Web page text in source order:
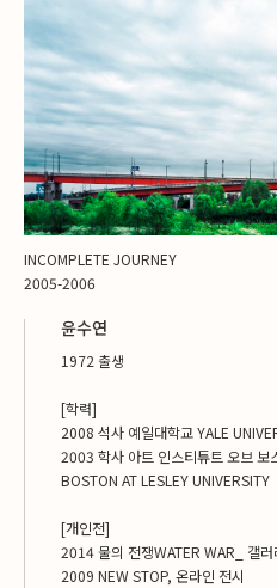
INCOMPLETE JOURNEY
2005-2006
윤수연
1972 출생
[학력]
2008 석사 예일대학교 YALE
2003 학사 아트 인스티튜트 오브 보
BOSTON AT LESLEY UNIVERSITY
[개인전]
2014 물의 전쟁WATER WAR_ 갤
2009 NEW STOP, 온라인 전시